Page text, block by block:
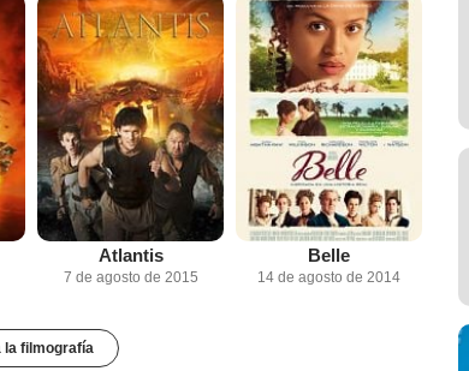
Atlantis
7 de agosto de 2015
Belle
14 de agosto de 2014
la filmografía